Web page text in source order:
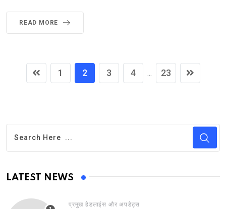
READ MORE
1 2 3 4 ... 23
LATEST NEWS
प्रमुख हेडलाइंस और अपडेट्स